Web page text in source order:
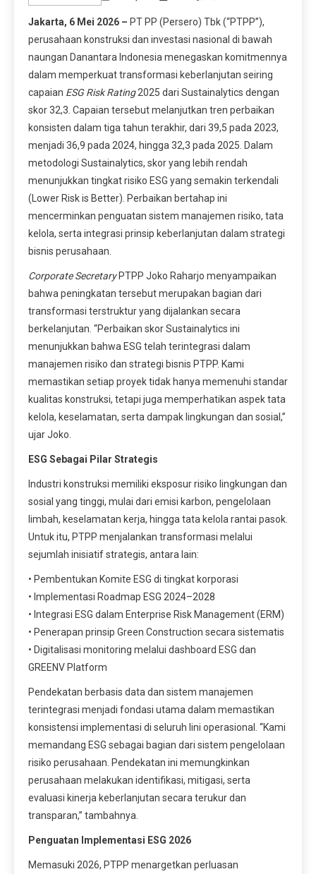
Jakarta, 6 Mei 2026 – PT PP (Persero) Tbk (“PTPP”),
perusahaan konstruksi dan investasi nasional di bawah
naungan Danantara Indonesia menegaskan komitmennya
dalam memperkuat transformasi keberlanjutan seiring
capaian ESG Risk Rating2025 dari Sustainalytics dengan
skor 32,3. Capaian tersebut melanjutkan tren perbaikan
konsisten dalam tiga tahun terakhir, dari 39,5 pada 2023,
menjadi 36,9 pada 2024, hingga 32,3 pada 2025. Dalam
metodologi Sustainalytics, skor yang lebih rendah
menunjukkan tingkat risiko ESG yang semakin terkendali
(Lower Risk is Better). Perbaikan bertahap ini
mencerminkan penguatan sistem manajemen risiko, tata
kelola, serta integrasi prinsip keberlanjutan dalam strategi
bisnis perusahaan.
Corporate SecretaryPTPP Joko Raharjo menyampaikan
bahwa peningkatan tersebut merupakan bagian dari
transformasi terstruktur yang dijalankan secara
berkelanjutan. “Perbaikan skor Sustainalytics ini
menunjukkan bahwa ESG telah terintegrasi dalam
manajemen risiko dan strategi bisnis PTPP. Kami
memastikan setiap proyek tidak hanya memenuhi standar
kualitas konstruksi, tetapi juga memperhatikan aspek tata
kelola, keselamatan, serta dampak lingkungan dan sosial,”
ujar Joko.
ESG Sebagai Pilar Strategis
Industri konstruksi memiliki eksposur risiko lingkungan dan
sosial yang tinggi, mulai dari emisi karbon, pengelolaan
limbah, keselamatan kerja, hingga tata kelola rantai pasok.
Untuk itu, PTPP menjalankan transformasi melalui
sejumlah inisiatif strategis, antara lain:
• Pembentukan Komite ESG di tingkat korporasi
• Implementasi Roadmap ESG 2024–2028
• Integrasi ESG dalam Enterprise Risk Management (ERM)
• Penerapan prinsip Green Construction secara sistematis
• Digitalisasi monitoring melalui dashboard ESG dan
GREENV Platform
Pendekatan berbasis data dan sistem manajemen
terintegrasi menjadi fondasi utama dalam memastikan
konsistensi implementasi di seluruh lini operasional. “Kami
memandang ESG sebagai bagian dari sistem pengelolaan
risiko perusahaan. Pendekatan ini memungkinkan
perusahaan melakukan identifikasi, mitigasi, serta
evaluasi kinerja keberlanjutan secara terukur dan
transparan,” tambahnya.
Penguatan Implementasi ESG 2026
Memasuki 2026, PTPP menargetkan perluasan